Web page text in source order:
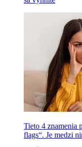
Tieto 4 znamenia
flags“. Je medzi